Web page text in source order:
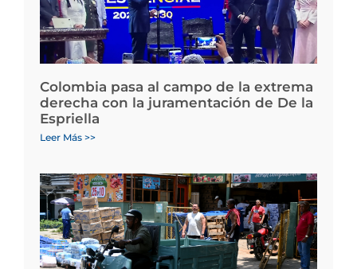
Colombia pasa al campo de la extrema
derecha con la juramentación de De la
Espriella
Leer Más >>